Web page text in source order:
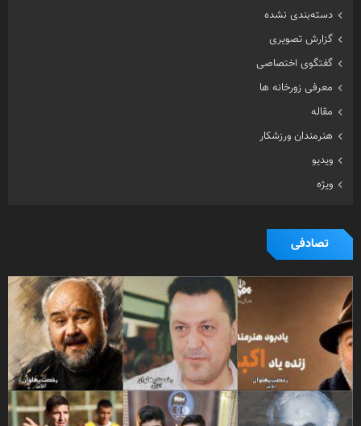
دسته‌بندی نشده
گزارش تصویری
گفتگوی اختصاصی
معرفی زورخانه ها
مقاله
هنرمندان ورزشکار
ویدیو
ویژه
تصادفی